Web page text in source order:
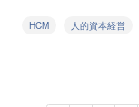
HCM 人的資本経営